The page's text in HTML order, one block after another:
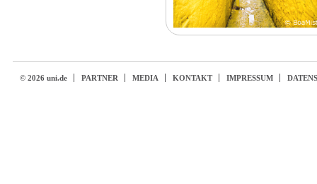
© 2026 uni.de PARTNER MEDIA KONTAKT IMPRESSUM